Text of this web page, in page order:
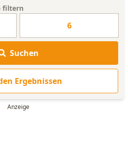
WORTLISTE
filtern
6
Suchen
Ergebnissen